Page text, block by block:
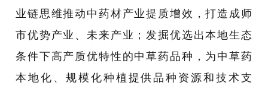
业链思维推动中药材产业提质增效，打造成师
市优势产业、未来产业；发掘优选出本地生态
条件下高产质优特性的中草药品种，为中草药
本地化、规模化种植提供品种资源和技术支